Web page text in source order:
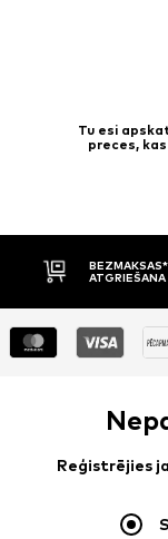
Tu esi
preces,
Reģistrējies